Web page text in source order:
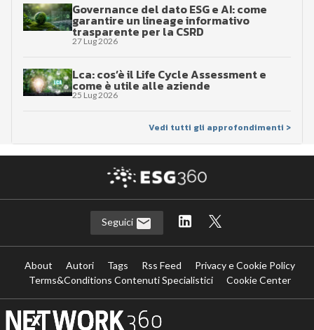
Governance del dato ESG e AI: come
garantire un lineage informativo
trasparente per la CSRD
27 Lug 2026
Lca: cos’è il Life Cycle Assessment e
come è utile alle aziende
25 Lug 2026
Vedi tutti gli approfondimenti >
Seguici
About Autori Tags Rss Feed
Privacy e Cookie Policy
Terms&Conditions Contenuti Specialistici
Cookie Center